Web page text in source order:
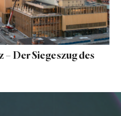
– Der Siegeszug des